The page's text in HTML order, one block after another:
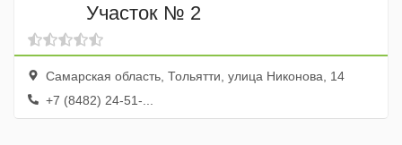
Участок № 2
Самарская область, Тольятти, улица Никонова, 14
+7 (8482) 24-51-...